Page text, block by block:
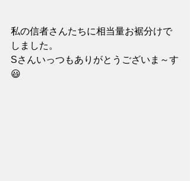
私の信者さんたちに相当量お裾分けで
しました。
Sさんいっつもありがとうございま～す
😃